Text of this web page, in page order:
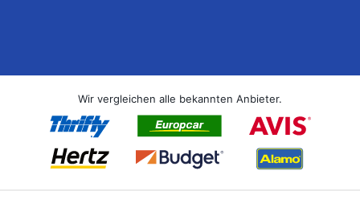
Wir vergleichen alle bekannten Anbieter.